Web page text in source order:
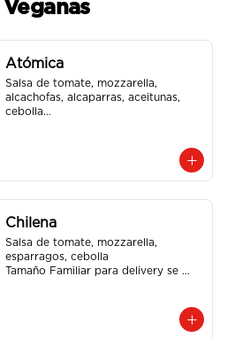
Atómica
Salsa de tomate, mozzarella,
alcachofas, alcaparras, aceitunas,
cebolla
Chilena
Salsa de tomate, mozzarella,
esparragos, cebolla
Tamaño Familiar para delivery se